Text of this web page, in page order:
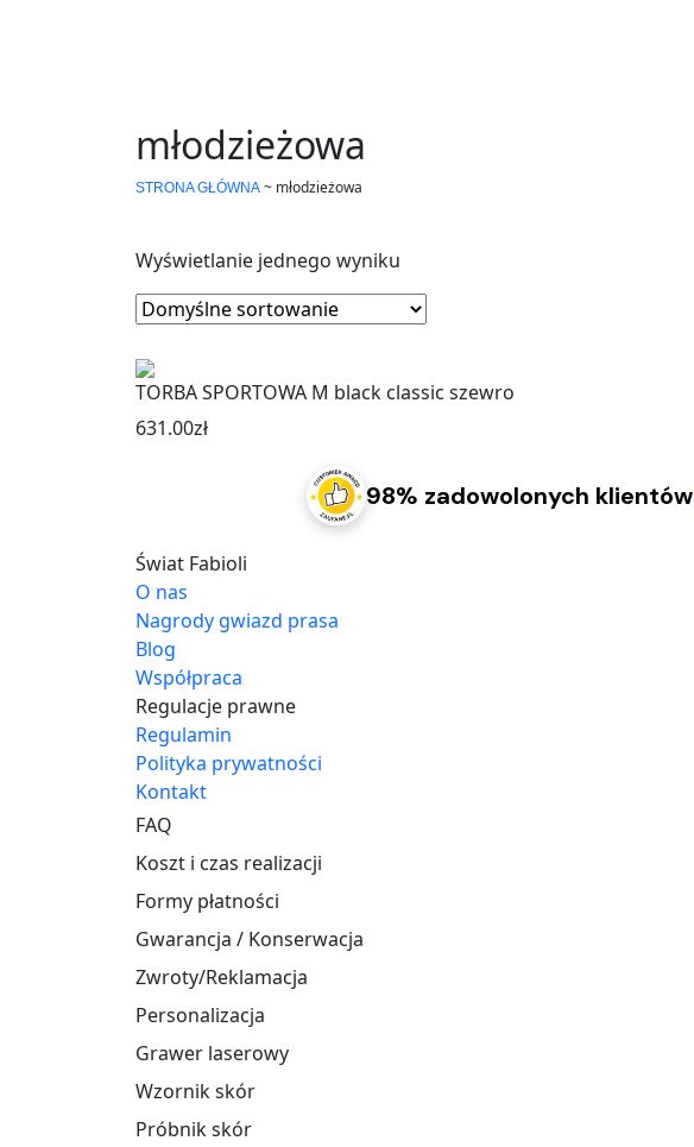
młodzieżowa
STRONA GŁÓWNA ~ młodzieżowa
Wyświetlanie jednego wyniku
TORBA SPORTOWA M black classic szewro
631.00zł
98% zadowolonych klientów
Świat Fabioli
O nas
Nagrody gwiazd prasa
Blog
Współpraca
Regulacje prawne
Regulamin
Polityka prywatności
Kontakt
FAQ
Koszt i czas realizacji
Formy płatności
Gwarancja / Konserwacja
Zwroty/Reklamacja
Personalizacja
Grawer laserowy
Wzornik skór
Próbnik skór